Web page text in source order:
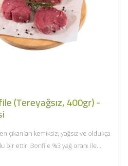
(Tereyağsız, 400gr) -
çıkarılan kemiksiz, yağsız ve oldukça
bir ettir. Bonfile %3 yağ oranı ile